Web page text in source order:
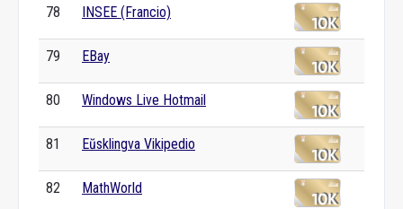
78 INSEE (Francio)
79 EBay
80 Windows Live Hotmail
81 Eŭsklingva Vikipedio
82 MathWorld